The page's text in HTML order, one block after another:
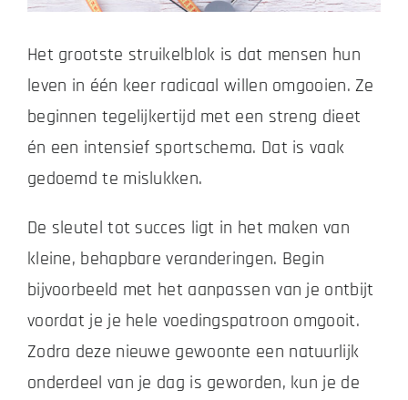
Zakelijk
Vacatures
Contact
Het grootste struikelblok is dat mensen hun
leven in één keer radicaal willen omgooien. Ze
beginnen tegelijkertijd met een streng dieet
én een intensief sportschema. Dat is vaak
gedoemd te mislukken.
De sleutel tot succes ligt in het maken van
kleine, behapbare veranderingen. Begin
bijvoorbeeld met het aanpassen van je ontbijt
voordat je je hele voedingspatroon omgooit.
Zodra deze nieuwe gewoonte een natuurlijk
onderdeel van je dag is geworden, kun je de